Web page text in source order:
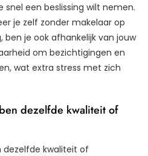
snel een beslissing wilt nemen.
je zelf zonder makelaar op
ben je ook afhankelijk van jouw
om bezichtigingen en
wat extra stress met zich
dezelfde kwaliteit of
dezelfde kwaliteit of